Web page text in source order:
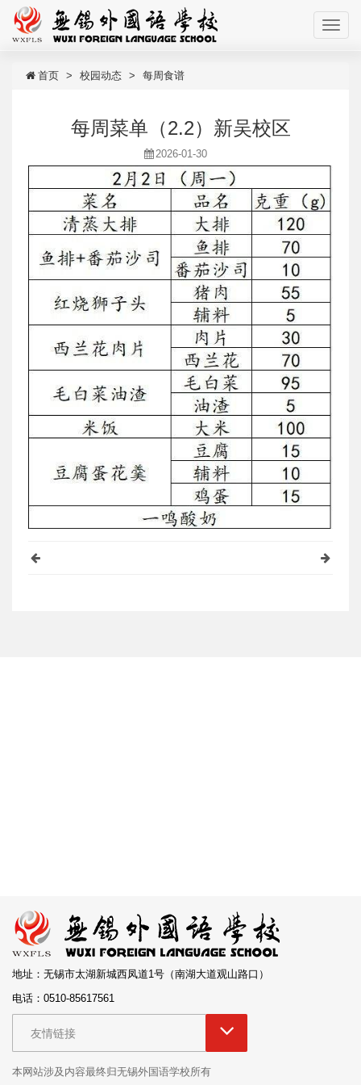
首页 校园动态 每周食谱
每周菜单（2.2）新吴校区
2026-01-30
地址：无锡市太湖新城西凤道1号（南湖大道观山路口）
电话：0510-85617561
友情链接
本网站涉及内容最终归无锡外国语学校所有